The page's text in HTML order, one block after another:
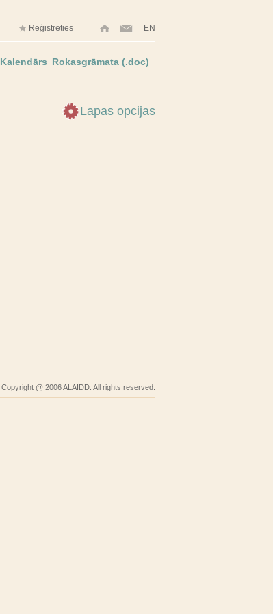
Reģistrēties EN
Kalendārs Rokasgrāmata (.doc)
Lapas opcijas
Copyright @ 2006 ALAIDD. All rights reserved.